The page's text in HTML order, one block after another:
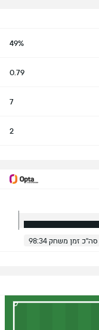
49%
0.79
7
2
סה"כ זמן משחק 98:34